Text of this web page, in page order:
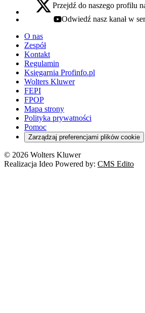
x - otwiera się w nowej karcie
Przejdź do naszego profilu
youtube - otwiera się w nowej karcie
Odwiedź nasz kanał w
O nas
Zespół
Kontakt
Regulamin
Księgarnia Profinfo.pl
Wolters Kluwer
FEPI
FPOP
Mapa strony
Polityka prywatności
Pomoc
Zarządzaj preferencjami plików cookie
© 2026 Wolters Kluwer
Realizacja Ideo Powered by: CMS Edito